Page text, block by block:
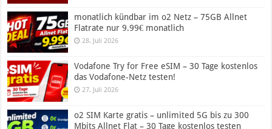
monatlich kündbar im o2 Netz – 75GB Allnet
Flatrate nur 9.99€ monatlich
28. Juli 2026
Vodafone Try for Free eSIM – 30 Tage kostenlos
das Vodafone-Netz testen!
27. Juli 2026
o2 SIM Karte gratis – unlimited 5G bis zu 300
Mbits Allnet Flat – 30 Tage kostenlos testen